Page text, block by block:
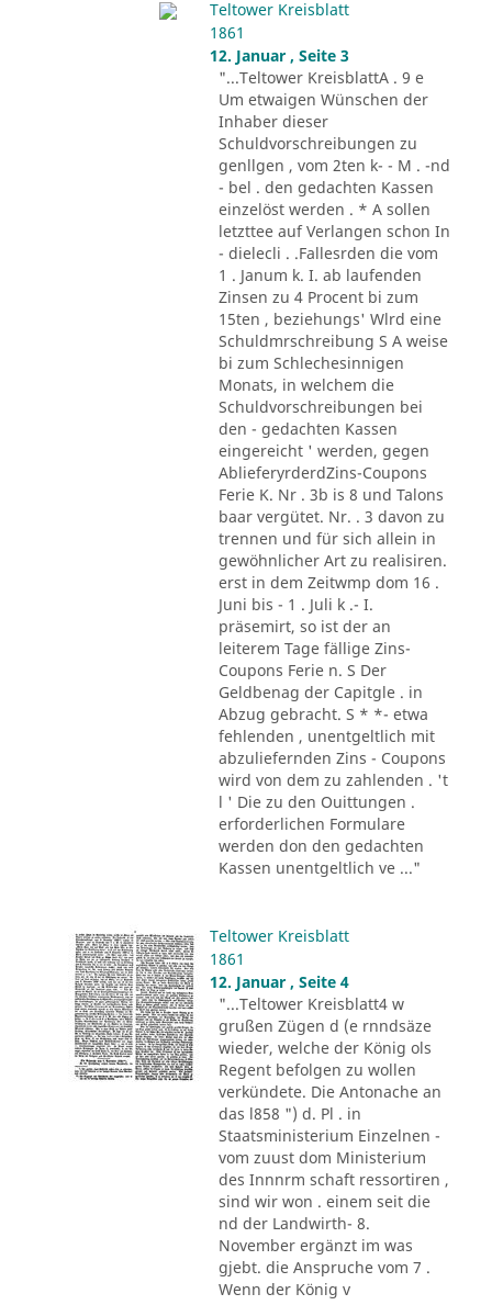
Teltower Kreisblatt
1861
12. Januar , Seite 3
"...Teltower KreisblattA . 9 e
Um etwaigen Wünschen der
Inhaber dieser
Schuldvorschreibungen zu
genllgen , vom 2ten k- - M . -nd
- bel . den gedachten Kassen
einzelöst werden . * A sollen
letzttee auf Verlangen schon In
- dielecli . .Fallesrden die vom
1 . Janum k. I. ab laufenden
Zinsen zu 4 Procent bi zum
15ten , beziehungs' Wlrd eine
Schuldmrschreibung S A weise
bi zum Schlechesinnigen
Monats, in welchem die
Schuldvorschreibungen bei
den - gedachten Kassen
eingereicht ' werden, gegen
AblieferyrderdZins-Coupons
Ferie K. Nr . 3b is 8 und Talons
baar vergütet. Nr. . 3 davon zu
trennen und für sich allein in
gewöhnlicher Art zu realisiren.
erst in dem Zeitwmp dom 16 .
Juni bis - 1 . Juli k .- I.
präsemirt, so ist der an
leiterem Tage fällige Zins-
Coupons Ferie n. S Der
Geldbenag der Capitgle . in
Abzug gebracht. S * *- etwa
fehlenden , unentgeltlich mit
abzuliefernden Zins - Coupons
wird von dem zu zahlenden . 't
l ' Die zu den Ouittungen .
erforderlichen Formulare
werden don den gedachten
Kassen unentgeltlich ve ..."
Teltower Kreisblatt
1861
12. Januar , Seite 4
"...Teltower Kreisblatt4 w
grußen Zügen d (e rnndsäze
wieder, welche der König ols
Regent befolgen zu wollen
verkündete. Die Antonache an
das l858 ") d. Pl . in
Staatsministerium Einzelnen -
vom zuust dom Ministerium
des Innnrm schaft ressortiren ,
sind wir won . einem seit die
nd der Landwirth- 8.
November ergänzt im was
gjebt. die Anspruche vom 7 .
Wenn der König v